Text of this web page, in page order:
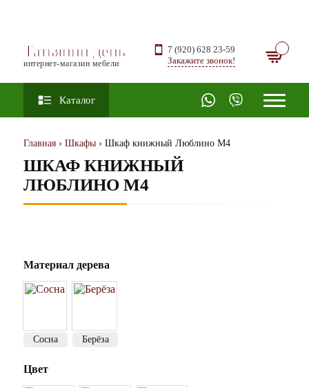
Татьянин день
интернет-магазин мебели
7 (920) 628 23-59
Закажите звонок!
Каталог
Главная › Шкафы › Шкаф книжный Люблино М4
ШКАФ КНИЖНЫЙ
ЛЮБЛИНО М4
Материал дерева
Сосна Берёза
Цвет